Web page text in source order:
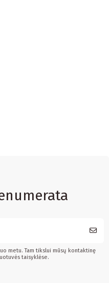
metu. Tam tikslui mūsų kontaktinę
taisyklėse.